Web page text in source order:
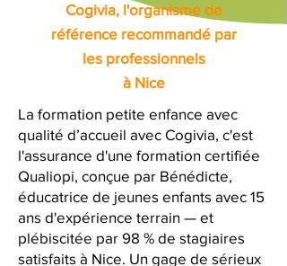
Cogivia, l'organisme de
référence recommandé par
les professionnels
à Nice
La formation petite enfance avec
qualité d’accueil avec Cogivia, c'est
l'assurance d'une formation certifiée
Qualiopi, conçue par Bénédicte,
éducatrice de jeunes enfants avec 15
ans d'expérience terrain — et
plébiscitée par 98 % de stagiaires
satisfaits à Nice. Un gage de sérieux